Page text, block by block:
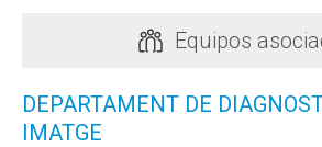
Equipos
DEPARTAMENT DE
IMATGE